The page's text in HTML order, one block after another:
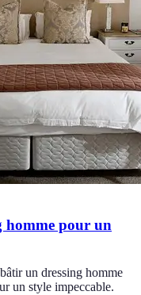
homme pour un
un dressing homme
un style impeccable.